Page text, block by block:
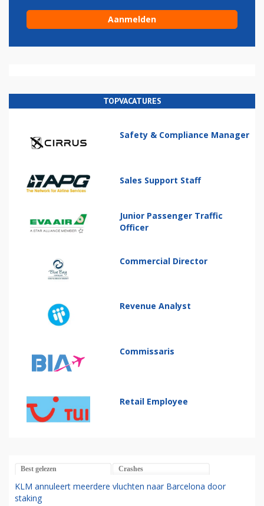
TOPVACATURES
Safety & Compliance Manager
Sales Support Staff
Junior Passenger Traffic
Officer
Commercial Director
Revenue Analyst
Commissaris
Retail Employee
Best gelezen Crashes
KLM annuleert meerdere vluchten naar Barcelona door
staking